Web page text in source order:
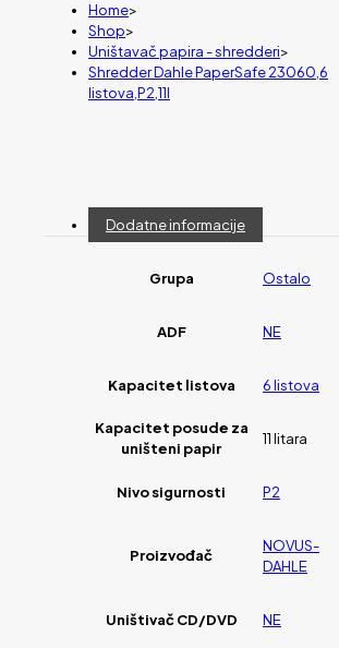
Home>
Shop>
Uništavač papira - shredderi>
Shredder Dahle PaperSafe 23060,6
listova,P2,11l
Dodatne informacije
Grupa Ostalo
ADF NE
Kapacitet listova 6 listova
Kapacitet posude za
uništeni papir
11 litara
Nivo sigurnosti P2
Proizvođač
NOVUS-
DAHLE
Uništivač CD/DVD NE